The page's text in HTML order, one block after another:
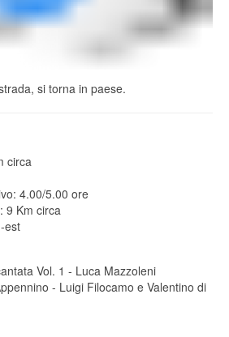
si torna in paese.
circa
4.00/5.00 ore
9 Km circa
est
Vol. 1 - Luca Mazzoleni
- Luigi Filocamo e Valentino di